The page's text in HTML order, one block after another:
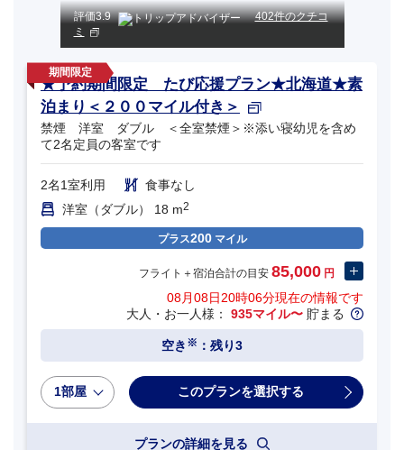
評価3.9
402件のクチコ
ミ
★予約期間限定 たび応援プラン★北海道★素
泊まり＜２００マイル付き＞
禁煙 洋室 ダブル ＜全室禁煙＞※添い寝幼児を含め
て2名定員の客室です
2名1室利用
食事なし
洋室（ダブル） 18 m2
プラス200マイル
フライト＋宿泊合計の目安 85,000 円
08月08日20時06分現在の情報です
大人・お一人様： 935マイル〜 貯まる
空き ※ ：残り3
1部屋
プランの詳細を見る